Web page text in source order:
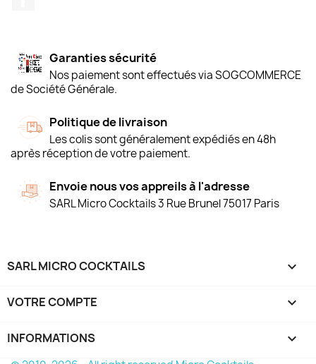
Garanties sécurité
Nos paiement sont effectués via SOGCOMMERCE
de Société Générale.
Politique de livraison
Les colis sont généralement expédiés en 48h
après réception de votre paiement.
Envoie nous vos appreils à l'adresse
SARL Micro Cocktails 3 Rue Brunel 75017 Paris
SARL MICRO COCKTAILS 
VOTRE COMPTE 
INFORMATIONS keyboard_arrow_down